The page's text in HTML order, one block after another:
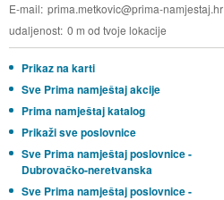
E-mail prima.metkovic@prima-namjestaj.hr
udaljenost 0 m od tvoje lokacije
Prikaz na karti
Sve Prima namještaj akcije
Prima namještaj katalog
Prikaži sve poslovnice
Sve Prima namještaj poslovnice -
Dubrovačko-neretvanska
Sve Prima namještaj poslovnice -